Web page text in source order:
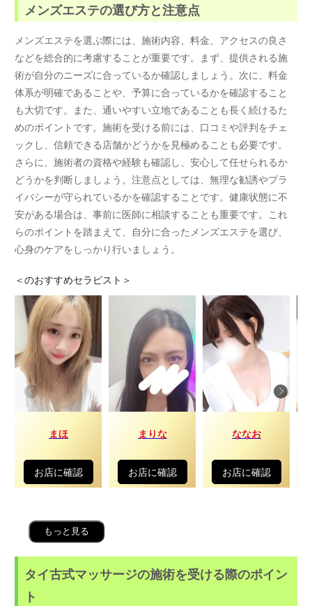
メンズエステの選び方と注意点
メンズエステを選ぶ際には、施術内容、料金、アクセスの良さ
などを総合的に考慮することが重要です。まず、提供される施
術が自分のニーズに合っているか確認しましょう。次に、料金
体系が明確であることや、予算に合っているかを確認すること
も大切です。また、通いやすい立地であることも長く続けるた
めのポイントです。施術を受ける前には、口コミや評判をチェ
ックし、信頼できる店舗かどうかを見極めることも必要です。
さらに、施術者の資格や経験も確認し、安心して任せられるか
どうかを判断しましょう。注意点としては、無理な勧誘やプラ
イバシーが守られているかを確認することです。健康状態に不
安がある場合は、事前に医師に相談することも重要です。これ
らのポイントを踏まえて、自分に合ったメンズエステを選び、
心身のケアをしっかり行いましょう。
＜のおすすめセラピスト＞
まほ
お店に確認
まりな
お店に確認
ななお
お店に確認
もっと見る
タイ古式マッサージの施術を受ける際のポイン
ト